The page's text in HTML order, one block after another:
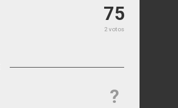
75
2 votos
?